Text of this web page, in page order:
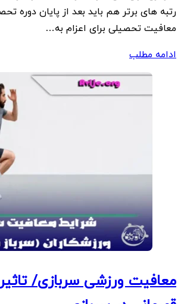
رتبه های برتر هم باید بعد از پایان دوره
معافیت تحصیلی برای اعزام به…
ادامه مطلب
معافیت ورزشی سربازی/